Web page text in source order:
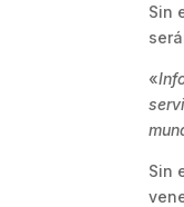
Sin
«
Sin